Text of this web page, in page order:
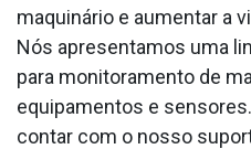
maquinário e aumentar a
Nós apresentamos uma
para monitoramento de
equipamentos e
contar com o nosso